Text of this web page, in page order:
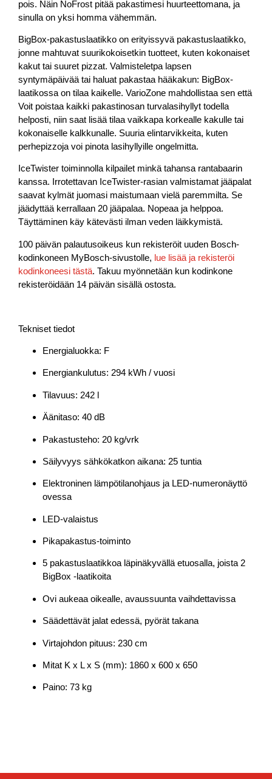
pois. Näin NoFrost pitää pakastimesi huurteettomana, ja
sinulla on yksi homma vähemmän.
BigBox-pakastuslaatikko on erityissyvä pakastuslaatikko,
jonne mahtuvat suurikokoisetkin tuotteet, kuten kokonaiset
kakut tai suuret pizzat. Valmisteletpa lapsen
syntymäpäivää tai haluat pakastaa hääkakun: BigBox-
laatikossa on tilaa kaikelle. VarioZone mahdollistaa sen että
Voit poistaa kaikki pakastinosan turvalasihyllyt todella
helposti, niin saat lisää tilaa vaikkapa korkealle kakulle tai
kokonaiselle kalkkunalle. Suuria elintarvikkeita, kuten
perhepizzoja voi pinota lasihyllyille ongelmitta.
IceTwister toiminnolla kilpailet minkä tahansa rantabaarin
kanssa. Irrotettavan IceTwister-rasian valmistamat jääpalat
saavat kylmät juomasi maistumaan vielä paremmilta. Se
jäädyttää kerrallaan 20 jääpalaa. Nopeaa ja helppoa.
Täyttäminen käy kätevästi ilman veden läikkymistä.
100 päivän palautusoikeus kun rekisteröit uuden Bosch-
kodinkoneen MyBosch-sivustolle, lue lisää ja rekisteröi
kodinkoneesi tästä. Takuu myönnetään kun kodinkone
rekisteröidään 14 päivän sisällä ostosta.
Tekniset tiedot
Energialuokka: F
Energiankulutus: 294 kWh / vuosi
Tilavuus: 242 l
Äänitaso: 40 dB
Pakastusteho: 20 kg/vrk
Säilyvyys sähkökatkon aikana: 25 tuntia
Elektroninen lämpötilanohjaus ja LED-numeronäyttö
ovessa
LED-valaistus
Pikapakastus-toiminto
5 pakastuslaatikkoa läpinäkyvällä etuosalla, joista 2
BigBox -laatikoita
Ovi aukeaa oikealle, avaussuunta vaihdettavissa
Säädettävät jalat edessä, pyörät takana
Virtajohdon pituus: 230 cm
Mitat K x L x S (mm): 1860 x 600 x 650
Paino: 73 kg